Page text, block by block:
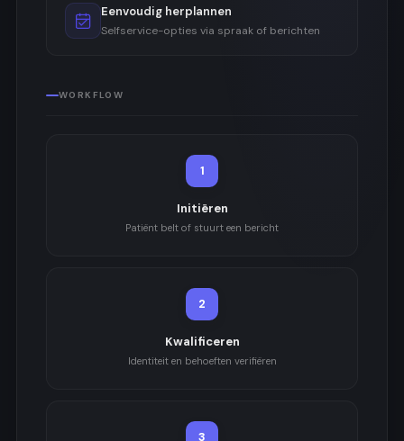
Eenvoudig herplannen
Selfservice-opties via spraak of berichten
WORKFLOW
1
Initiëren
Patiënt belt of stuurt een bericht
2
Kwalificeren
Identiteit en behoeften verifiëren
3